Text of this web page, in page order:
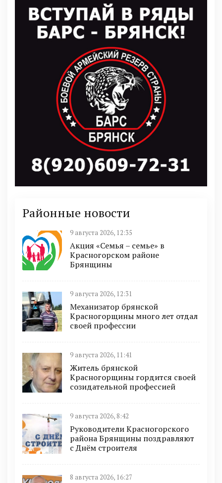
Районные новости
9 августа 2026, 12:35
Акция «Семья – семье» в
Красногорском районе
Брянщины
9 августа 2026, 12:31
Механизатор брянской
Красногорщины много лет отдал
своей профессии
9 августа 2026, 11:41
Житель брянской
Красногорщины гордится своей
созидательной профессией
9 августа 2026, 8:42
Руководители Красногорского
района Брянщины поздравляют
с Днём строителя
8 августа 2026, 16:27